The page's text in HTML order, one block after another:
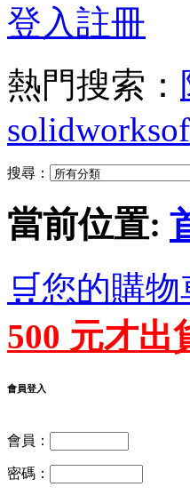
登入註冊
熱門搜索：
solidworks
搜尋：
當前位置:
🛒您的購
500 元才出
會員登入
會員：
密碼：